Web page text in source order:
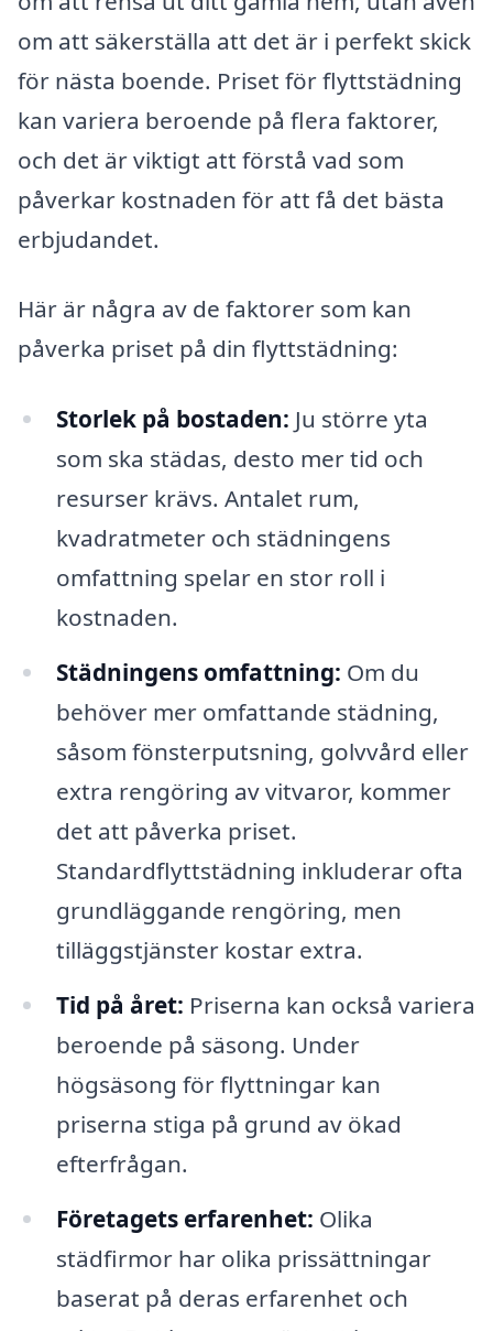
om att säkerställa att det är i perfekt skick
för nästa boende. Priset för flyttstädning
kan variera beroende på flera faktorer,
och det är viktigt att förstå vad som
påverkar kostnaden för att få det bästa
erbjudandet.
Här är några av de faktorer som kan
påverka priset på din flyttstädning:
Storlek på bostaden: Ju större yta
som ska städas, desto mer tid och
resurser krävs. Antalet rum,
kvadratmeter och städningens
omfattning spelar en stor roll i
kostnaden.
Städningens omfattning: Om du
behöver mer omfattande städning,
såsom fönsterputsning, golvvård eller
extra rengöring av vitvaror, kommer
det att påverka priset.
Standardflyttstädning inkluderar ofta
grundläggande rengöring, men
tilläggstjänster kostar extra.
Tid på året: Priserna kan också variera
beroende på säsong. Under
högsäsong för flyttningar kan
priserna stiga på grund av ökad
efterfrågan.
Företagets erfarenhet: Olika
städfirmor har olika prissättningar
baserat på deras erfarenhet och